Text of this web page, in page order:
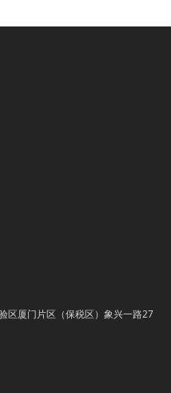
区厦门片区（保税区）象兴一路27